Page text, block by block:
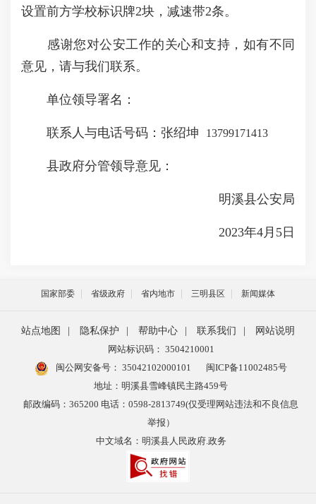
设置前方学校标识牌2块，减速带2条。
感谢您对公安工作的关心和支持，如有不同
意见，请与我们联系。
单位领导署名：
联系人与电话号码：张绍坤 13799171413
县政府分管领导意见：
明溪县公安局
2023年4月5日
国家部委 省级政府 省内地市 三明县区 新闻媒体
站点地图 隐私保护 帮助中心 联系我们
网站说明
网站标识码： 3504210001
闽公网安备号： 35042102000101
闽ICP备11002485号
地址：明溪县雪峰镇民主路459号
邮政编码：365200 电话：0598-2813749(仅受理网站违法和不良信息
举报）
中文域名：明溪县人民政府.政务